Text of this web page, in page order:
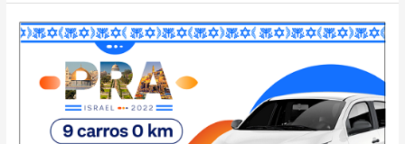
SulAmérica